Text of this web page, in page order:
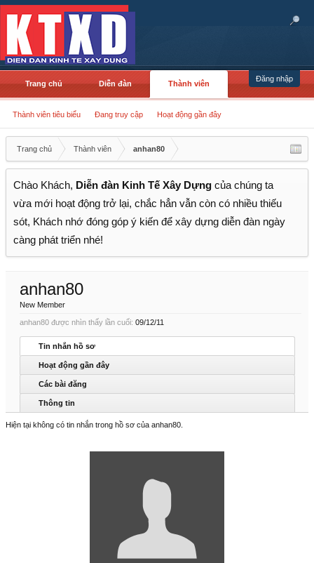
Đăng nhập
Trang chủ Diễn đàn Thành viên
Thành viên tiêu biểu Đang truy cập Hoạt động gần đây
Trang chủ Thành viên anhan80
Chào Khách, Diễn đàn Kinh Tế Xây Dựng của chúng ta
vừa mới hoạt động trở lại, chắc hẳn vẫn còn có nhiều thiếu
sót, Khách nhớ đóng góp ý kiến để xây dựng diễn đàn ngày
càng phát triển nhé!
anhan80
New Member
anhan80 được nhìn thấy lần cuối: 09/12/11
Tin nhắn hồ sơ
Hoạt động gần đây
Các bài đăng
Thông tin
Hiện tại không có tin nhắn trong hồ sơ của anhan80.